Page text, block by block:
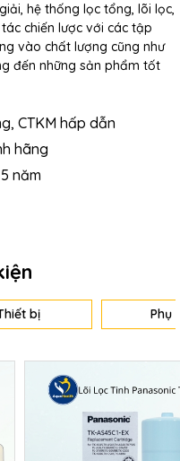
hệ thống lọc tổng, lõi lọc,
chiến lược với các tập
vào chất lượng cũng như
đến những sản phẩm tốt
CTKM hấp dẫn
hãng
năm
bị Phụ